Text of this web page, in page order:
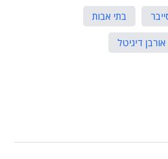
בתי אבות
אורבן דיגיטל